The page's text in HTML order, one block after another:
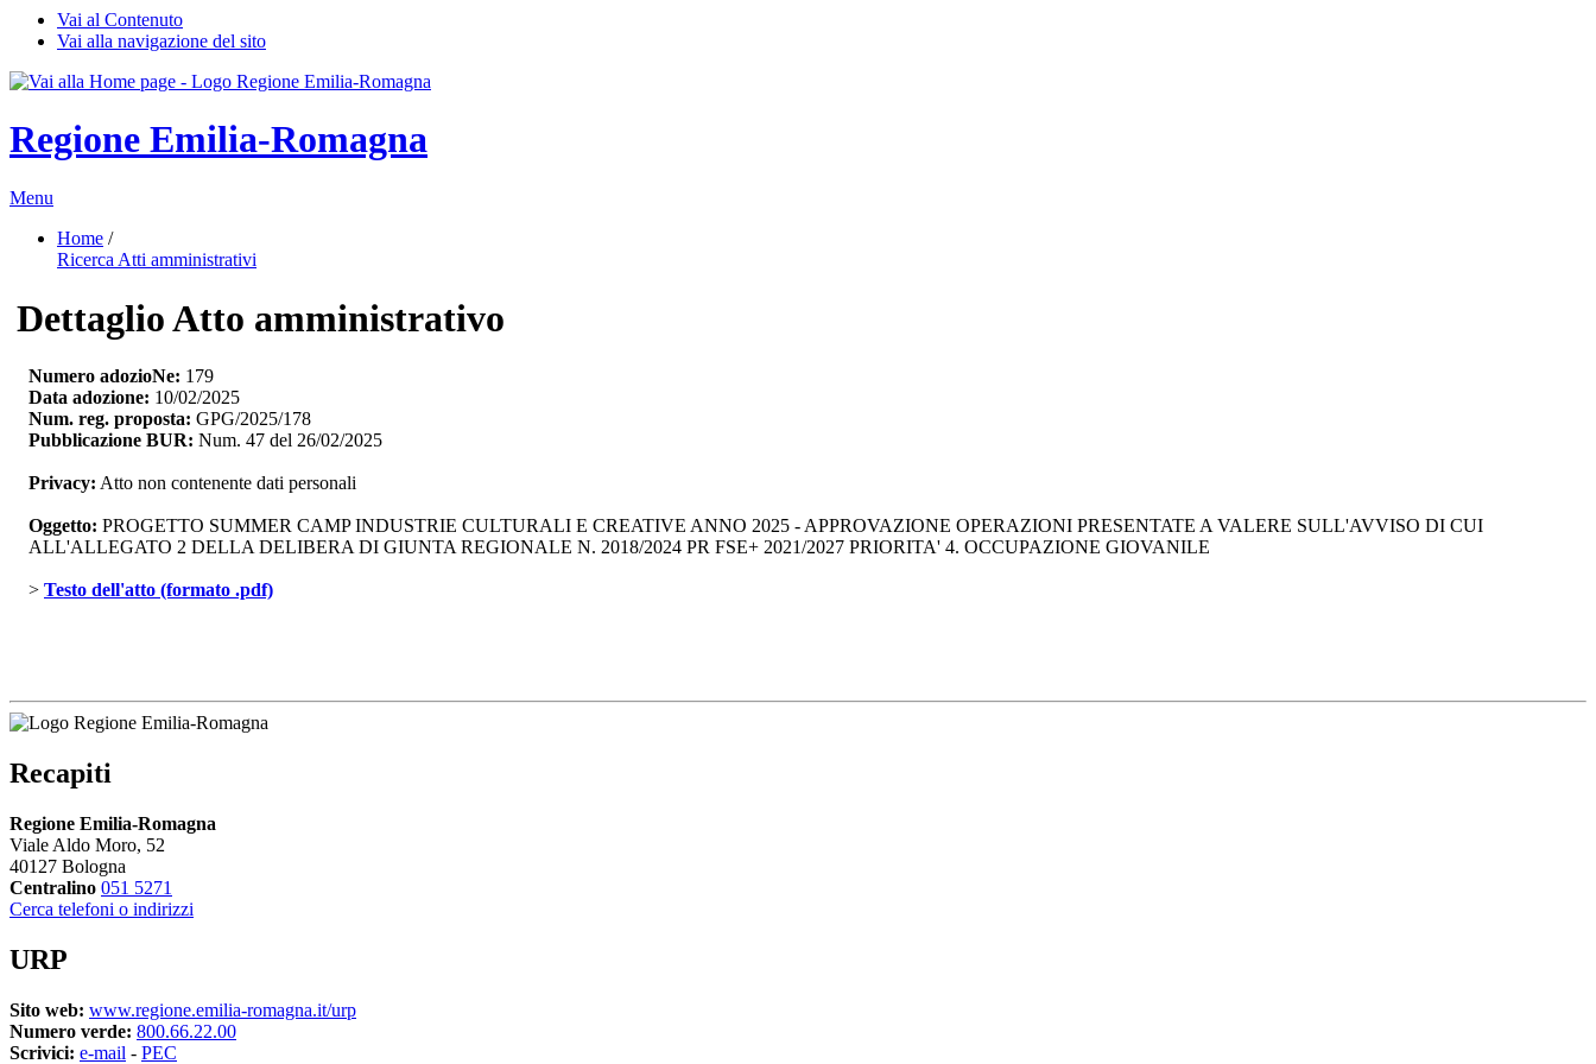
Vai al Contenuto
Vai alla navigazione del sito
Regione Emilia-Romagna
Menu
Home /
Ricerca Atti amministrativi
Dettaglio Atto amministrativo
Numero adozioNe: 179
Data adozione: 10/02/2025
Num. reg. proposta: GPG/2025/178
Pubblicazione BUR: Num. 47 del 26/02/2025
Privacy: Atto non contenente dati personali
Oggetto: PROGETTO SUMMER CAMP INDUSTRIE CULTURALI E CREATIVE ANNO 2025 - APPROVAZIONE OPERAZIONI PRESENTATE A VALERE SULL'AVVISO DI CUI
ALL'ALLEGATO 2 DELLA DELIBERA DI GIUNTA REGIONALE N. 2018/2024 PR FSE+ 2021/2027 PRIORITA' 4. OCCUPAZIONE GIOVANILE
> Testo dell'atto (formato .pdf)
Recapiti
Regione Emilia-Romagna
Viale Aldo Moro, 52
40127 Bologna
Centralino 051 5271
Cerca telefoni o indirizzi
URP
Sito web: www.regione.emilia-romagna.it/urp
Numero verde: 800.66.22.00
Scrivici: e-mail - PEC